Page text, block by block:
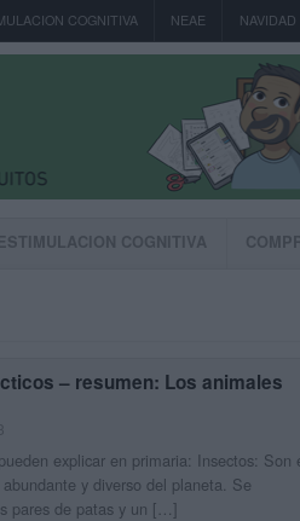
COGNITIVA NEAE NAVIDAD
COGNITIVA
– resumen: Los animales
explicar en primaria: Insectos: Son
y diverso del planeta. Se
pares de patas y un […]